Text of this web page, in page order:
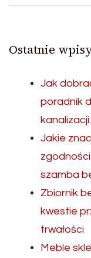
Ostatnie
Jak
poradnik
kanalizacji.
Jakie
szamba
Zbiornik
kwestie
trwałości
Meble